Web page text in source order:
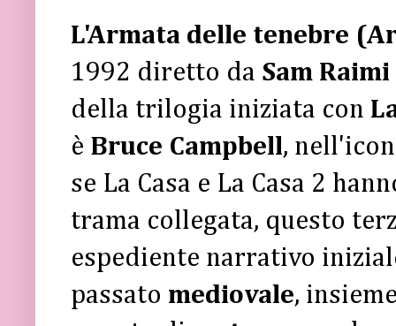
L'Armata delle tenebre
1992 diretto da Sam Raimi
della trilogia iniziata con
è Bruce Campbell,
se La Casa e La Casa 2
trama collegata, questo
espediente narrativo
passato mediovale,